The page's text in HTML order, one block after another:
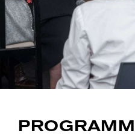
PROGRAMM